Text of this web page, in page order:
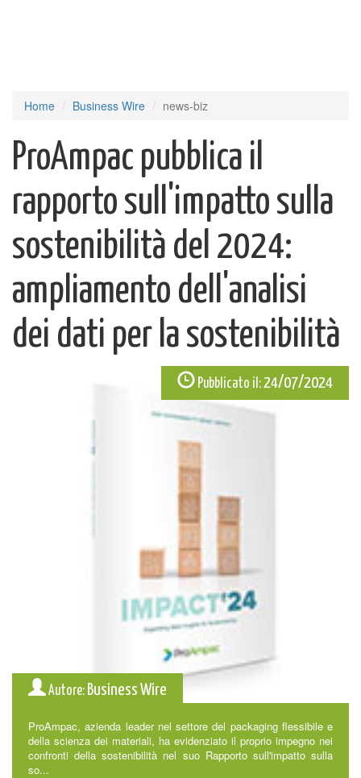
Home Business Wire news-biz
ProAmpac pubblica il
rapporto sull'impatto sulla
sostenibilità del 2024:
ampliamento dell'analisi
dei dati per la sostenibilità
Pubblicato il:24/07/2024
Autore: Business Wire
ProAmpac, azienda leader nel settore del packaging flessibile e
della scienza dei materiali, ha evidenziato il proprio impegno nei
confronti della sostenibilità nel suo Rapporto sull'impatto sulla
so...